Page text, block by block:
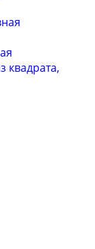
квадрата,